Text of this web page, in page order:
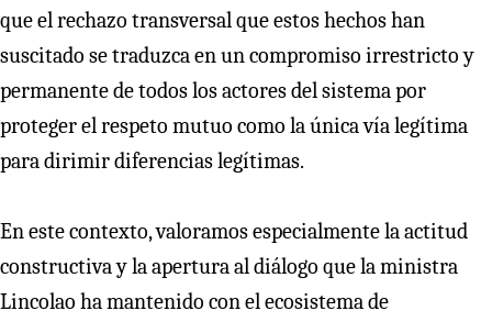
que el rechazo transversal que estos hechos han
suscitado se traduzca en un compromiso irrestricto y
permanente de todos los actores del sistema por
proteger el respeto mutuo como la única vía legítima
para dirimir diferencias legítimas.
En este contexto, valoramos especialmente la actitud
constructiva y la apertura al diálogo que la ministra
Lincolao ha mantenido con el ecosistema de